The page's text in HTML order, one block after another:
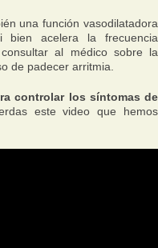
una función vasodilatadora
bien acelera la frecuencia
al médico sobre la
de padecer arritmia.
controlar los síntomas de
este video que hemos